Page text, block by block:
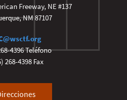
Freeway, NE #137
,NM87107
4396Teléfono
268-4398Fax